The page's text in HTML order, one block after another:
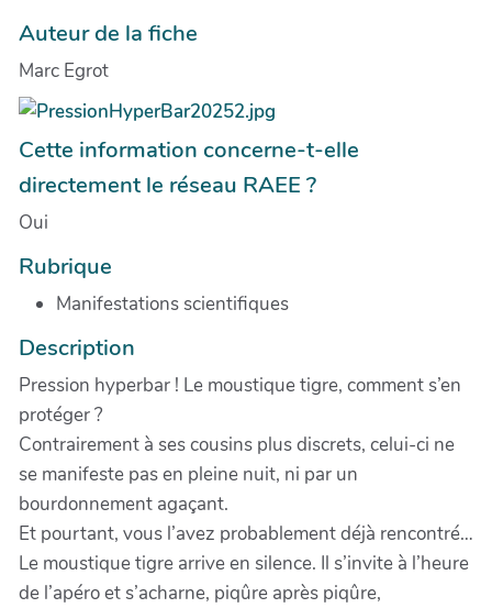
Auteur de la fiche
Marc Egrot
Cette information concerne-t-elle
directement le réseau RAEE ?
Oui
Rubrique
Manifestations scientifiques
Description
Pression hyperbar ! Le moustique tigre, comment s’en
protéger ?
Contrairement à ses cousins plus discrets, celui-ci ne
se manifeste pas en pleine nuit, ni par un
bourdonnement agaçant.
Et pourtant, vous l’avez probablement déjà rencontré…
Le moustique tigre arrive en silence. Il s’invite à l’heure
de l’apéro et s’acharne, piqûre après piqûre,